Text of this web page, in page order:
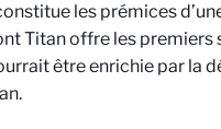
les prémices
Titan offre les premiers
être enrichie par la